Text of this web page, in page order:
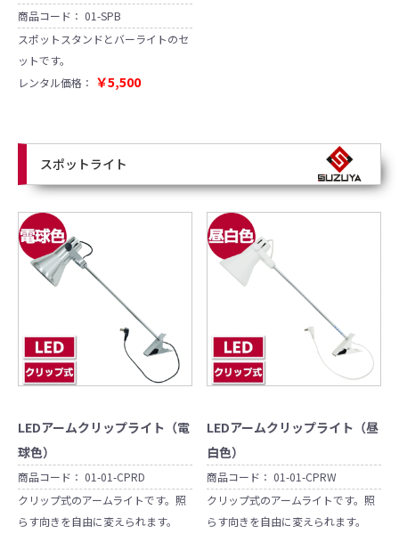
商品コード： 01-SPB
スポットスタンドとバーライトのセ
ットです。
レンタル価格： ￥5,500
スポットライト
LEDアームクリップライト（電
球色）
商品コード： 01-01-CPRD
クリップ式のアームライトです。照
らす向きを自由に変えられます。
LEDアームクリップライト（昼
白色）
商品コード： 01-01-CPRW
クリップ式のアームライトです。照
らす向きを自由に変えられます。